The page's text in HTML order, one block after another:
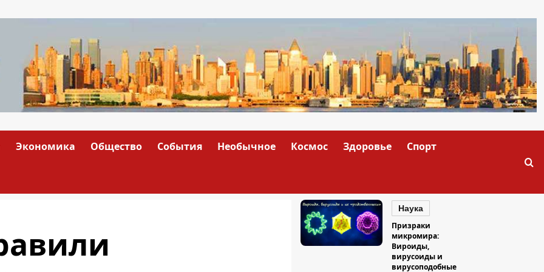
Экономика Общество События Необычное Космос Здоровье Спорт
Наука
Призраки
микромира:
Вироиды,
вирусоиды и
вирусоподобные